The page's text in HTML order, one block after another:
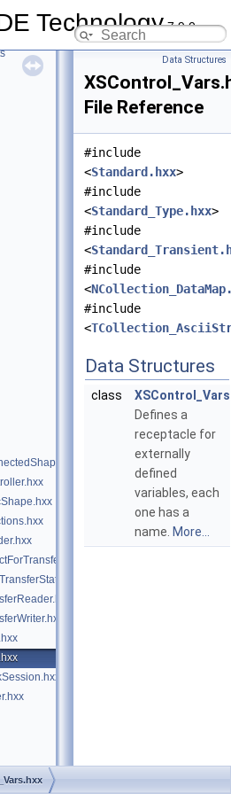
Technology7.9.0
Data Structures
File Reference
#include
<Standard.hxx>
#include
<Standard_Type.hxx>
#include
<
#include
<
#include
<
Data Structures
class
XSControl_Vars
Defines a
receptacle for
externally
defined
variables, each
one has a
name. More...